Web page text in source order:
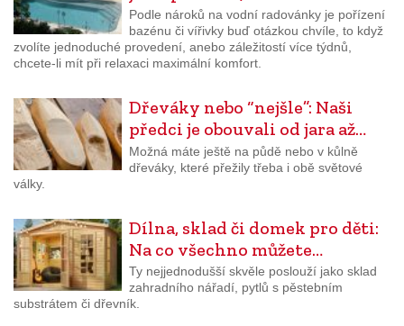
Podle nároků na vodní radovánky je pořízení
bazénu či vířivky buď otázkou chvíle, to když
zvolíte jednoduché provedení, anebo záležitostí více týdnů,
chcete-li mít při relaxaci maximální komfort.
Dřeváky nebo “nejšle”: Naši
předci je obouvali od jara až…
Možná máte ještě na půdě nebo v kůlně
dřeváky, které přežily třeba i obě světové
války.
Dílna, sklad či domek pro děti:
Na co všechno můžete…
Ty nejjednodušší skvěle poslouží jako sklad
zahradního nářadí, pytlů s pěstebním
substrátem či dřevník.